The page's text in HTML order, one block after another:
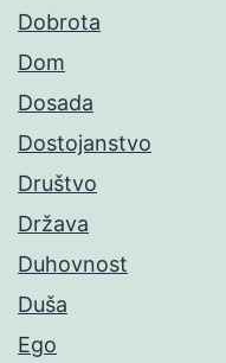
Dobrota
Dom
Dosada
Dostojanstvo
Društvo
Država
Duhovnost
Duša
Ego